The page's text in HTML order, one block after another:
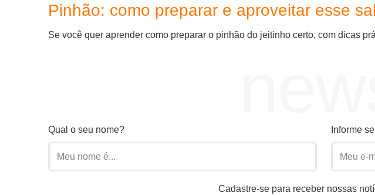
Pinhão: como preparar e aproveitar esse
Se você quer aprender como preparar o pinhão do jeitinho certo, com dicas
Qual o seu nome? Informe
Cadastre-se para receber nossas